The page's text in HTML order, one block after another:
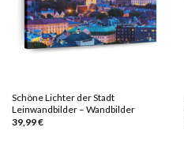
Schöne Lichter der Stadt
Leinwandbilder – Wandbilder
39,99€